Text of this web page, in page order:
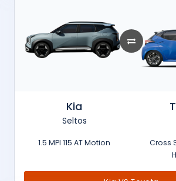
Kia
Seltos
1.5 MPI 115 AT Motion
Cross